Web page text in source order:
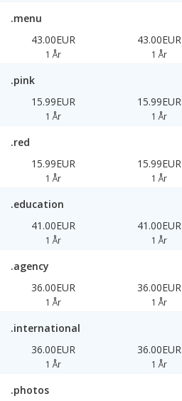
.menu
43.00EUR
1 År
43.00EUR
1 År
.pink
15.99EUR
1 År
15.99EUR
1 År
.red
15.99EUR
1 År
15.99EUR
1 År
.education
41.00EUR
1 År
41.00EUR
1 År
.agency
36.00EUR
1 År
36.00EUR
1 År
.international
36.00EUR
1 År
36.00EUR
1 År
.photos